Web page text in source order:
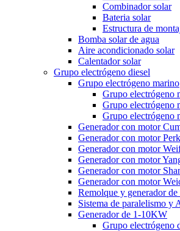
Combinador solar
Bateria solar
Estructura de
Bomba solar de agua
Aire acondicionado solar
Calentador solar
Grupo electrógeno diesel
Grupo electrógeno marino
Grupo electrógeno
Grupo electrógeno
Grupo electrógeno
Generador con motor
Generador con motor
Generador con motor
Generador con motor
Generador con motor
Generador con motor
Remolque y generador
Sistema de paralelismo y
Generador de 1-10KW
Grupo electrógeno